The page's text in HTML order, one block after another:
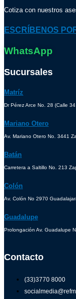
Cotiza con nuestros
ESCRÍBENOS
WhatsApp
Sucursales
Matríz
Dr Pérez Arce No. 28 (Calle
Mariano Otero
Av. Mariano Otero No. 3441
Batán
Carretera a Saltillo No. 213
Colón
Av. Colón No 2970
Guadalupe
Prolongación Av. Guadalupe
Contacto
(33)3770 8000